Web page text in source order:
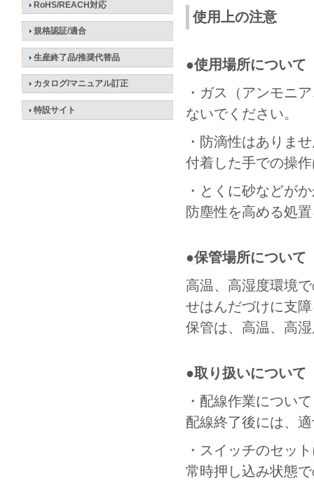
RoHS/REACH対応
規格認証/適合
生産終了品/推奨代替品
カタログ/マニュアル訂正
特設サイト
使用上の注意
●使用場所について
・ガス（アンモニ
ないでください。
・防滴性はありま
付着した手での操
・とくに砂などが
防塵性を高める処
●保管場所について
高温、高湿度環境
せはんだづけに支
保管は、高温、高
●取り扱いについて
・配線作業について
配線終了後には、
・スイッチのセッ
常時押し込み状態